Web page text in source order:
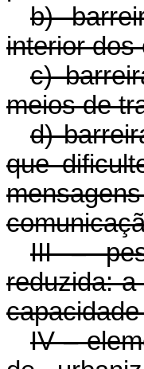
b)
interior dos
c)
meios de
d)
que
III –
reduzida:
IV –